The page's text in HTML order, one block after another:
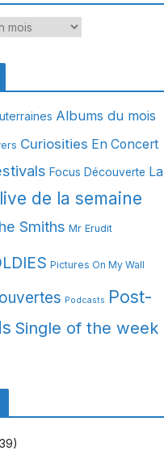
Albums du mois
Curiosities En Concert
Focus Découverte La
live de la semaine
Smiths Mr Erudit
Pictures On My Wall
Podcasts Post-
Single of the week